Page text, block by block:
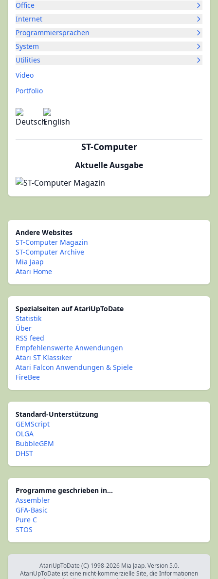
Office
Internet
Programmiersprachen
System
Utilities
Video
Portfolio
ST-Computer
Aktuelle Ausgabe
Andere Websites
ST-Computer Magazin
ST-Computer Archive
Mia Jaap
Atari Home
Spezialseiten auf AtariUpToDate
Statistik
Über
RSS feed
Empfehlenswerte Anwendungen
Atari ST Klassiker
Atari Falcon Anwendungen & Spiele
FireBee
Standard-Unterstützung
GEMScript
OLGA
BubbleGEM
DHST
Programme geschrieben in...
Assembler
GFA-Basic
Pure C
STOS
AtariUpToDate (C) 1998-2026 Mia Jaap. Version 5.0.
AtariUpToDate ist eine nicht-kommerzielle Site, die Informationen